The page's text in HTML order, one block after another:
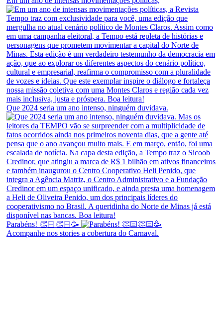
Que 2024 seria um ano intenso, ninguém duvidava.
Parabéns! 👏🏻👏🏻🥳
Acompanhe nos stories a cobertura do Carnaval.